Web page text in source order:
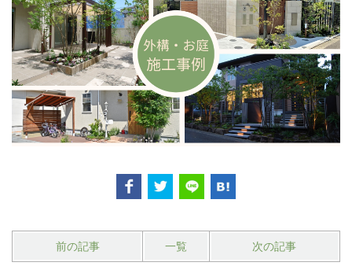
前の記事 一覧 次の記事